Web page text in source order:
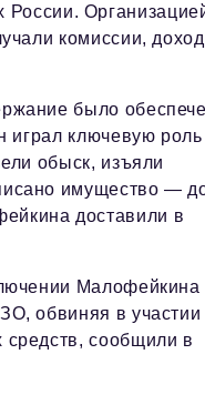
России.
комиссии, доход
было
играл ключевую роль
обыск, изъяли
имущество —
доставили в
Малофейкина
обвиняя в участии
средств, сообщили в